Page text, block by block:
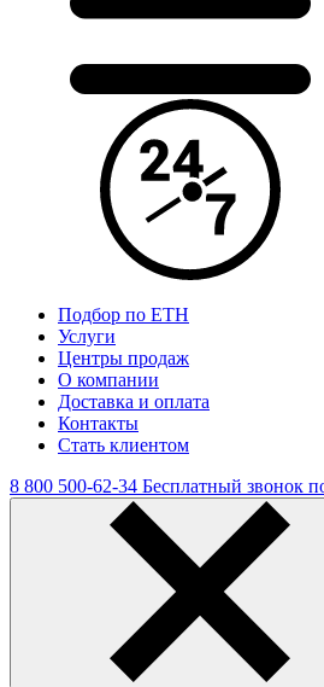
Подбор по ЕТН
Услуги
Центры продаж
О компании
Доставка и оплата
Контакты
Стать клиентом
8 800 500-62-34 Бесплатный звонок